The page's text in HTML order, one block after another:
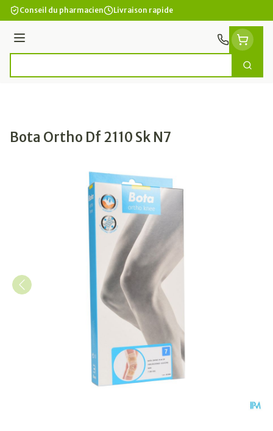
Aller au contenu
Conseil du pharmacien Livraison rapide
Menu
Bota Ortho Df 2110 Sk N7